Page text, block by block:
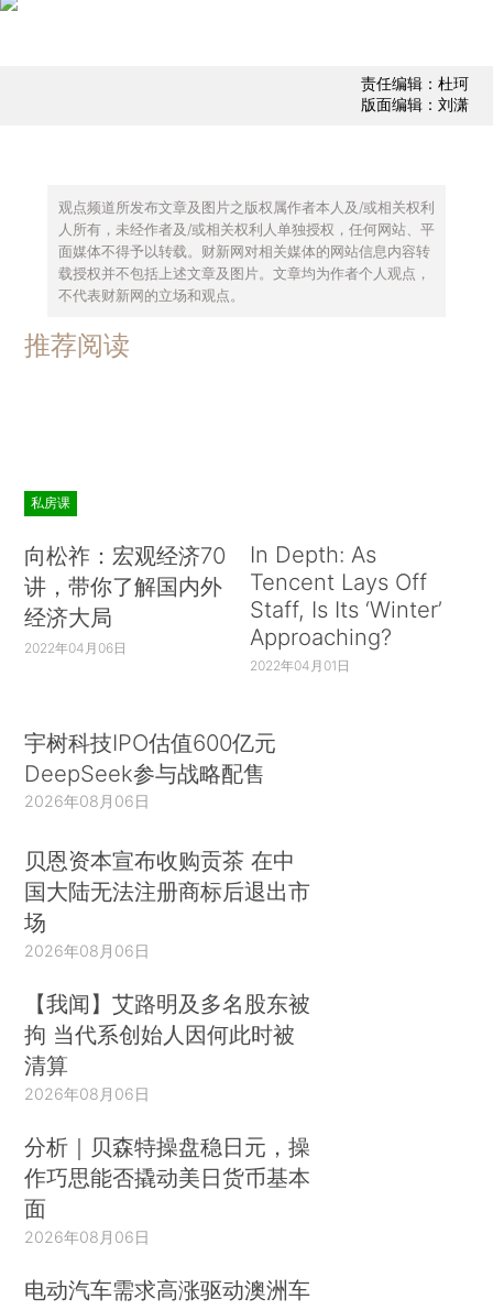
责任编辑：杜珂
版面编辑：刘潇
观点频道所发布文章及图片之版权属作者本人及/或相关权利
人所有，未经作者及/或相关权利人单独授权，任何网站、平
面媒体不得予以转载。财新网对相关媒体的网站信息内容转
载授权并不包括上述文章及图片。文章均为作者个人观点，
不代表财新网的立场和观点。
推荐阅读
私房课
向松祚：宏观经济70
讲，带你了解国内外
经济大局
2022年04月06日
In Depth: As
Tencent Lays Off
Staff, Is Its ‘Winter’
Approaching?
2022年04月01日
宇树科技IPO估值600亿元
DeepSeek参与战略配售
2026年08月06日
贝恩资本宣布收购贡茶 在中
国大陆无法注册商标后退出市
场
2026年08月06日
【我闻】艾路明及多名股东被
拘 当代系创始人因何此时被
清算
2026年08月06日
分析｜贝森特操盘稳日元，操
作巧思能否撬动美日货币基本
面
2026年08月06日
电动汽车需求高涨驱动澳洲车